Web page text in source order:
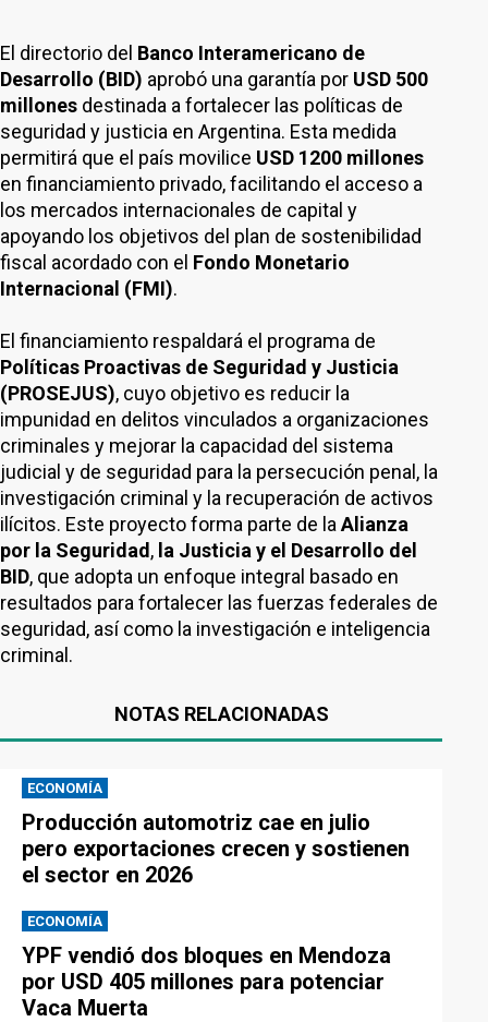
El directorio del Banco Interamericano de
Desarrollo (BID) aprobó una garantía por USD 500
millones destinada a fortalecer las políticas de
seguridad y justicia en Argentina. Esta medida
permitirá que el país movilice USD 1200 millones
en financiamiento privado, facilitando el acceso a
los mercados internacionales de capital y
apoyando los objetivos del plan de sostenibilidad
fiscal acordado con el Fondo Monetario
Internacional (FMI).
El financiamiento respaldará el programa de
Políticas Proactivas de Seguridad y Justicia
(PROSEJUS), cuyo objetivo es reducir la
impunidad en delitos vinculados a organizaciones
criminales y mejorar la capacidad del sistema
judicial y de seguridad para la persecución penal, la
investigación criminal y la recuperación de activos
ilícitos. Este proyecto forma parte de la Alianza
por la Seguridad , la Justicia y el Desarrollo del
BID, que adopta un enfoque integral basado en
resultados para fortalecer las fuerzas federales de
seguridad, así como la investigación e inteligencia
criminal.
NOTAS RELACIONADAS
ECONOMÍA
Producción automotriz cae en julio
pero exportaciones crecen y sostienen
el sector en 2026
ECONOMÍA
YPF vendió dos bloques en Mendoza
por USD 405 millones para potenciar
Vaca Muerta